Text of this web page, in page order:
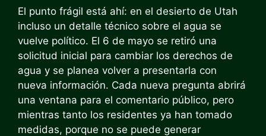
El punto frágil está ahí: en el desierto de Utah
incluso un detalle técnico sobre el agua se
vuelve político. El 6 de mayo se retiró una
solicitud inicial para cambiar los derechos de
agua y se planea volver a presentarla con
nueva información. Cada nueva pregunta abrirá
una ventana para el comentario público, pero
mientras tanto los residentes ya han tomado
medidas, porque no se puede generar